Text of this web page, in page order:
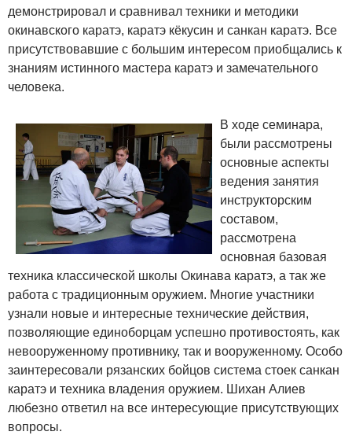
демонстрировал и сравнивал техники и методики
окинавского каратэ, каратэ кёкусин и санкан каратэ. Все
присутствовавшие с большим интересом приобщались к
знаниям истинного мастера каратэ и замечательного
человека.
В ходе семинара,
были рассмотрены
основные аспекты
ведения занятия
инструкторским
составом,
рассмотрена
основная базовая
техника классической школы Окинава каратэ, а так же
работа с традиционным оружием. Многие участники
узнали новые и интересные технические действия,
позволяющие единоборцам успешно противостоять, как
невооруженному противнику, так и вооруженному. Особо
заинтересовали рязанских бойцов система стоек санкан
каратэ и техника владения оружием. Шихан Алиев
любезно ответил на все интересующие присутствующих
вопросы.